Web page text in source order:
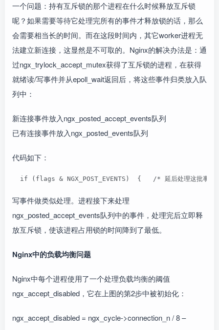
一个问题：持有互斥锁的那个进程在什么时候释放互斥锁
呢？如果需要等待它处理完所有的事件才释放锁的话，那么
会需要相当长的时间。而在这段时间内，其它worker进程无
法建立新连接，这显然是不可取的。Nginx的解决办法是：通
过ngx_trylock_accept_mutex获得了互斥锁的进程，在获得
就绪读/写事件并从epoll_wait返回后，将这些事件归类放入队
列中：
新连接事件放入ngx_posted_accept_events队列
已有连接事件放入ngx_posted_events队列
代码如下：
if (flags & NGX_POST_EVENTS)  {   /* 延后处理这批事
写事件做类似处理。进程接下来处理
ngx_posted_accept_events队列中的事件，处理完后立即释
放互斥锁，使该进程占用锁的时间降到了最低。
Nginx中的负载均衡问题
Nginx中每个进程使用了一个处理负载均衡的阈值
ngx_accept_disabled，它在上图的第2步中被初始化：
ngx_accept_disabled = ngx_cycle->connection_n / 8 –